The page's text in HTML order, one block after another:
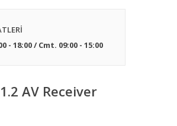
- 18:00 / Cmt. 09:00 - 15:00
AV Receiver